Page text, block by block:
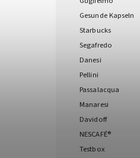
Gesunde Kapseln
Starbucks
Segafredo
Danesi
Pellini
Passalacqua
Manaresi
Davidoff
NESCAFÉ®
Testbox